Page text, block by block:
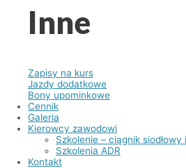
Inne
Zapisy na kurs
Jazdy dodatkowe
Bony upominkowe
Cennik
Galeria
Kierowcy zawodowi
Szkolenie – ciągnik siodłowy
Szkolenia ADR
Kontakt